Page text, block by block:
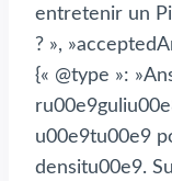
entretenir un
? »,
{« @type »:
u00e9tu00e9
densitu00e9.